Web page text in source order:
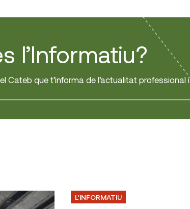
l’Informatiu?
Cateb que t’informa de l’actualitat professional i
L'INFORMATIU